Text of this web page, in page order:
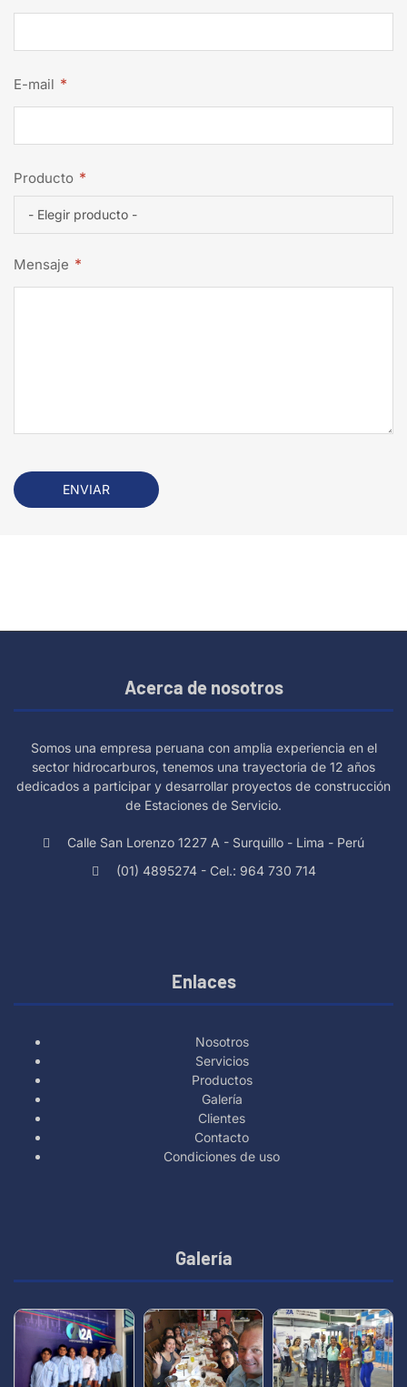
E-mail *
Producto *
Mensaje *
Acerca de nosotros
Somos una empresa peruana con amplia experiencia en el
sector hidrocarburos, tenemos una trayectoria de 12 años
dedicados a participar y desarrollar proyectos de construcción
de Estaciones de Servicio.
Calle San Lorenzo 1227 A - Surquillo - Lima - Perú
(01) 4895274 - Cel.: 964 730 714
Enlaces
Nosotros
Servicios
Productos
Galería
Clientes
Contacto
Condiciones de uso
Galería